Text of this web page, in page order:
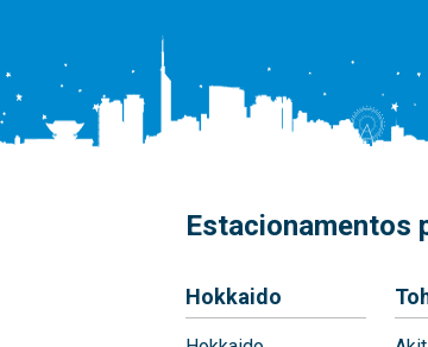
Estacionamentos
Hokkaido